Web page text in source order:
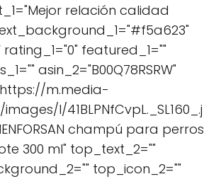
relación calidad
featured_1=""
asin_2="B00Q78RSRW"
m.media-
I/41BLPNfCvpL._SL160_.j
champú para perros
300 ml" top_text_2=""
top_icon_2=""